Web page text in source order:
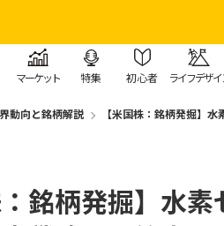
マーケット 特集 初心者 ライフデザイ
動向と銘柄解説
【米国株：銘柄発掘】
：銘柄発掘】水